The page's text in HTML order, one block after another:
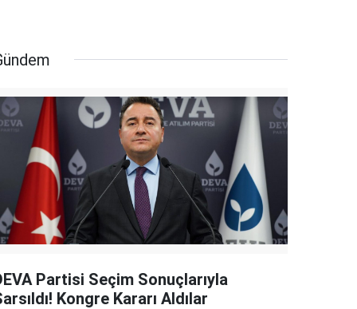
Partisi Seçim Sonuçlarıyla
Kongre Kararı Aldılar